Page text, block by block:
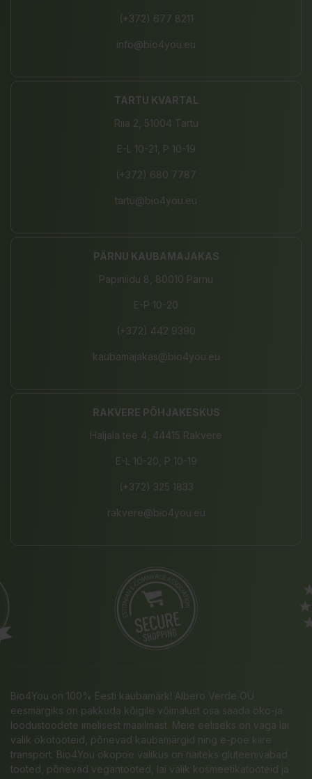
(+372) 677 8211
info@bio4you.eu
TARTU KVARTAL
Riia 2, 51004 Tartu
E-L 10-21, P 10-19
(+372) 680 7787
tartu@bio4you.eu
PÄRNU KAUBAMAJAKAS
Papiniidu 8, 80010 Pärnu
E-P 10-20
(+372) 442 9390
kaubamajakas@bio4you.eu
RAKVERE PÕHJAKESKUS
Haljala tee 4, 44415 Rakvere
E-L 10-20, P 10-19
(+372) 325 1833
rakvere@bio4you.eu
Bio4You on 100% Eesti kaubamärk! Albero Verde OÜ
eesmärgiks on pakkuda kõigile võimalust osa saada öko-ja
loodustoodete imelisest maailmast. Meie eeliseks on väga lai
valik ökotooteid, põnevad kaubamärgid ning e-poe kiire
transport. Bio4You ökopoe valikus on näiteks gluteenivabad
tooted, põnevad vegantooted, lai valik kosmeetikatooteid ja